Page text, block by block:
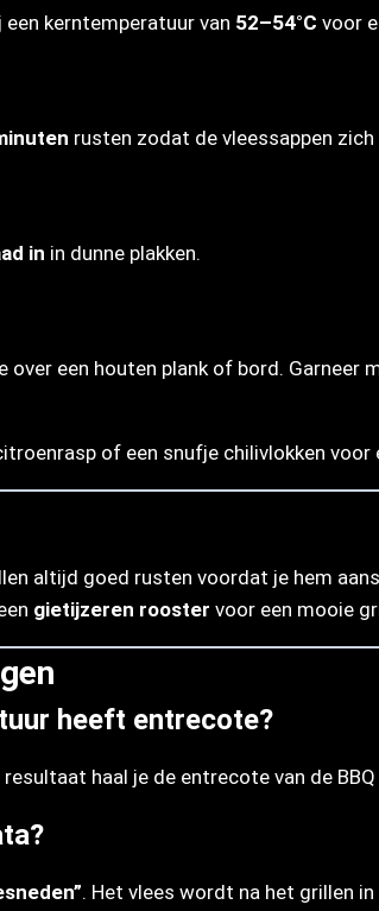
een kerntemperatuur van 52–54°C voor
rusten zodat de vleessappen zich
in in dunne plakken.
over een houten plank of bord.
of een snufje chilivlokken voor
altijd goed rusten voordat je hem
gietijzeren rooster voor een mooie
heeft entrecote?
haal je de entrecote van de BBQ
. Het vlees wordt na het grillen